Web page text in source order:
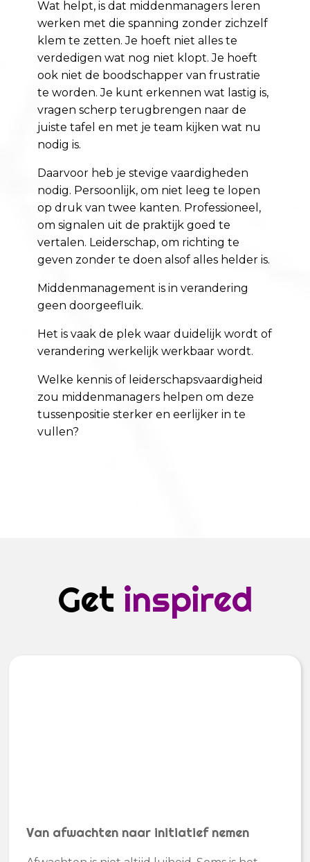
Wat helpt, is dat middenmanagers leren
werken met die spanning zonder zichzelf
klem te zetten. Je hoeft niet alles te
verdedigen wat nog niet klopt. Je hoeft
ook niet de boodschapper van frustratie
te worden. Je kunt erkennen wat lastig is,
vragen scherp terugbrengen naar de
juiste tafel en met je team kijken wat nu
nodig is.
Daarvoor heb je stevige vaardigheden
nodig. Persoonlijk, om niet leeg te lopen
op druk van twee kanten. Professioneel,
om signalen uit de praktijk goed te
vertalen. Leiderschap, om richting te
geven zonder te doen alsof alles helder is.
Middenmanagement is in verandering
geen doorgeefluik.
Het is vaak de plek waar duidelijk wordt of
verandering werkelijk werkbaar wordt.
Welke kennis of leiderschapsvaardigheid
zou middenmanagers helpen om deze
tussenpositie sterker en eerlijker in te
vullen?
Get inspired
Van afwachten naar initiatief nemen